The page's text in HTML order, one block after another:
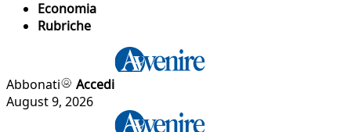
Economia
Rubriche
Abbonati
Accedi
August 9, 2026